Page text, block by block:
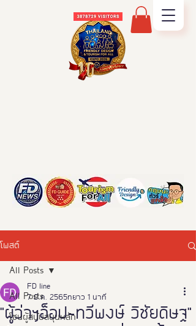
โพสต์
All Posts
โซนผู้สนับสนุนหลัก
All Posts
"ผู้ว่าฯอ็อป-ทวีพงษ์ วิชัยดิษฐ"
FD line
7 มี.ค. 2565
ยาว 1 นาที